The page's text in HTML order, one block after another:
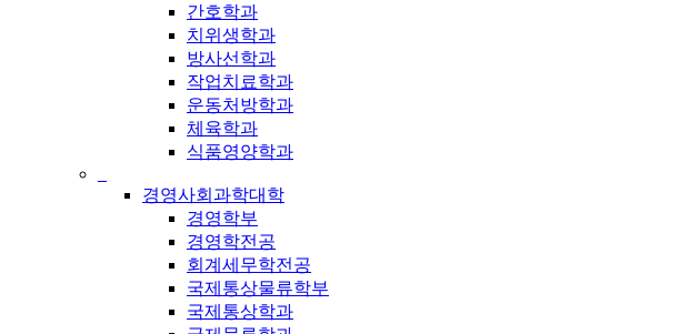
간호학과
치위생학과
방사선학과
작업치료학과
운동처방학과
체육학과
식품영양학과
경영사회과학대학
경영학부
경영학전공
회계세무학전공
국제통상물류학부
국제통상학과